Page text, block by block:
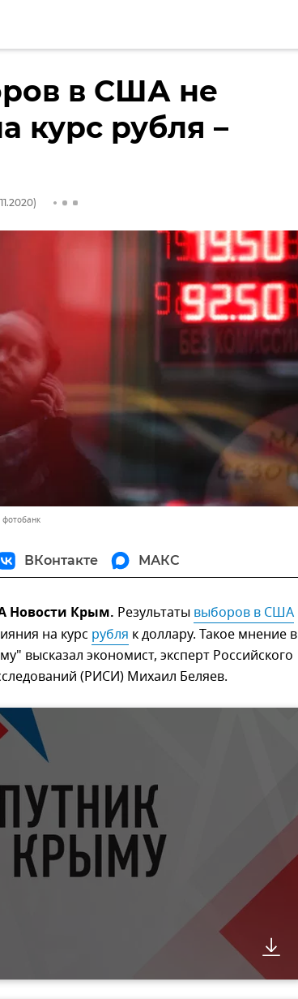
в США не
курс рубля –
ВКонтакте МАКС
Новости Крым. Результаты выборов в США
на курс рубля к доллару. Такое мнение в
высказал экономист, эксперт Российского
(РИСИ) Михаил Беляев.